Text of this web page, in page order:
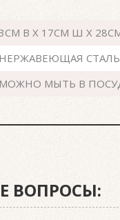
В X 17CM Ш X
НЕРЖАВЕЮЩАЯ СТАЛЬ
МОЖНО МЫТЬ В
ВОПРОСЫ: